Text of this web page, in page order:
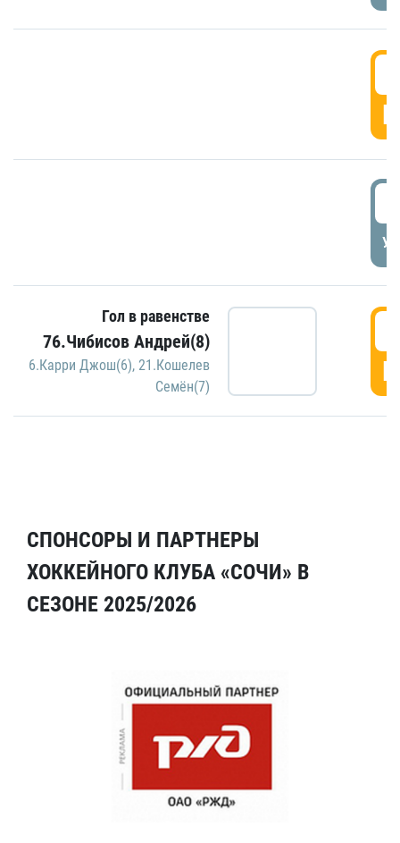
Гол в равенстве
76.Чибисов Андрей(8)
6.Карри Джош(6), 21.Кошелев
Семён(7)
СПОНСОРЫ И ПАРТНЕРЫ
ХОККЕЙНОГО КЛУБА «СОЧИ» В
СЕЗОНЕ 2025/2026